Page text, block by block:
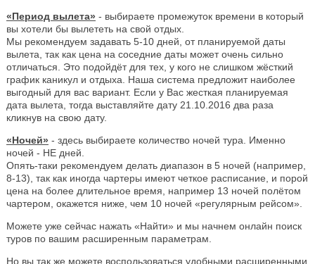
«Период вылета» - выбираете промежуток времени в который
вы хотели бы вылететь на свой отдых.
Мы рекомендуем задавать 5-10 дней, от планируемой даты
вылета, так как цена на соседние даты может очень сильно
отличаться. Это подойдёт для тех, у кого не слишком жёсткий
график каникул и отдыха. Наша система предложит наиболее
выгодный для вас вариант. Если у Вас жесткая планируемая
дата вылета, тогда выставляйте дату 21.10.2016 два раза
кликнув на свою дату.
«Ночей» - здесь выбираете количество ночей тура. Именно
ночей - НЕ дней.
Опять-таки рекомендуем делать диапазон в 5 ночей (например,
8-13), так как иногда чартеры имеют четкое расписание, и порой
цена на более длительное время, например 13 ночей полётом
чартером, окажется ниже, чем 10 ночей «регулярным рейсом».
Можете уже сейчас нажать «Найти» и мы начнем онлайн поиск
туров по вашим расширенным параметрам.
Но вы так же можете воспользоваться удобными расширенными